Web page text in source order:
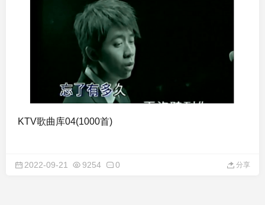
KTV歌曲库04(1000首)
2022-09-21 9254 0 分享